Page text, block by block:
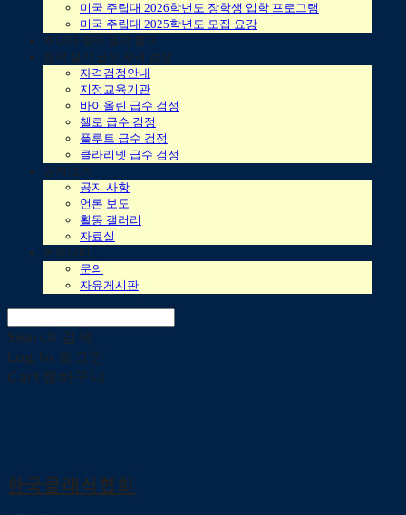
미국 주립대 2026학년도 장학생 입학 프로그램
미국 주립대 2025학년도 모집 요강
캐나다 영어 음악 캠프
음악 실기 급수 자격 검정
자격검정안내
지정교육기관
바이올린 급수 검정
첼로 급수 검정
플루트 급수 검정
클라리넷 급수 검정
공지/소식
공지 사항
언론 보도
활동 갤러리
자료실
커뮤니티
문의
자유게시판
Search 검색
Log In 로그인
Cart 장바구니
한국클래식협회